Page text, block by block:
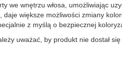
we wnętrzu włosa, umożliwiając
większe możliwości zmiany
z myślą o bezpiecznej
uważać, by produkt nie dostał